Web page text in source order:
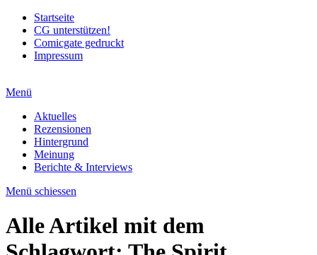
Startseite
CG unterstützen!
Comicgate gedruckt
Impressum
Menü
Aktuelles
Rezensionen
Hintergrund
Meinung
Berichte & Interviews
Menü schiessen
Alle Artikel mit dem